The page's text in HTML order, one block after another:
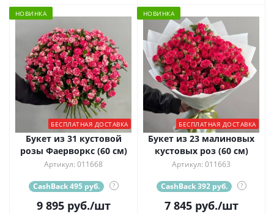
НОВИНКА
БЕСПЛАТНАЯ ДОСТАВКА
Букет из 31 кустовой
розы Фаерворкс (60 см)
Артикул: 011668
CashBack 495 руб. ?
9 895руб./шт
НОВИНКА
БЕСПЛАТНАЯ ДОСТАВКА
Букет из 23 малиновых
кустовых роз (60 см)
Артикул: 011663
CashBack 392 руб. ?
7 845руб./шт